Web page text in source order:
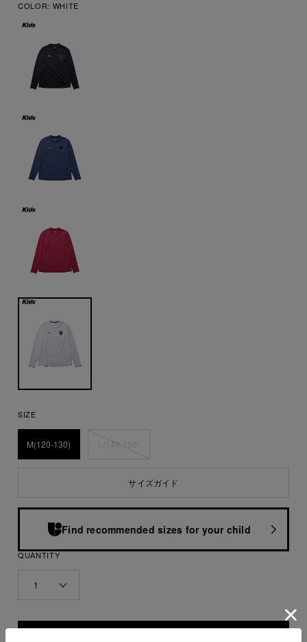
COLOR: WHITE
SIZE
M(120-130)
サイズガイド
Find recommended sizes for your child
QUANTITY
1